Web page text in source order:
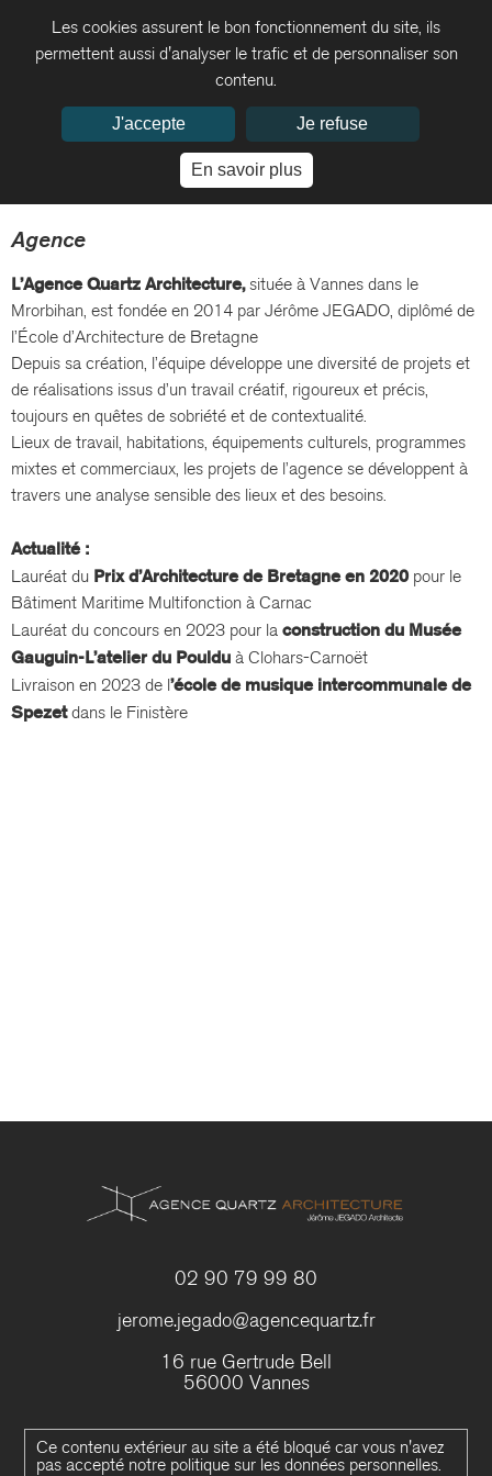
Les cookies assurent le bon fonctionnement du site, ils
permettent aussi d'analyser le trafic et de personnaliser son
contenu.
J'accepte Je refuse
En savoir plus
Agence
L’Agence Quartz Architecture,située à Vannes dans le
Mrorbihan, est fondée en 2014 par Jérôme JEGADO, diplômé de
l’École d’Architecture de Bretagne
Depuis sa création, l’équipe développe une diversité de projets et
de réalisations issus d’un travail créatif, rigoureux et précis,
toujours en quêtes de sobriété et de contextualité.
Lieux de travail, habitations, équipements culturels, programmes
mixtes et commerciaux, les projets de l’agence se développent à
travers une analyse sensible des lieux et des besoins.
Actualité :
Lauréat du Prix d’Architecture de Bretagne en 2020 pour le
Bâtiment Maritime Multifonction à Carnac
Lauréat du concours en 2023 pour la construction du Musée
Gauguin-L’atelier du Pouldu à Clohars-Carnoët
Livraison en 2023 de l’école de musique intercommunale de
Spezetdans le Finistère
02 90 79 99 80
jerome.jegado@agencequartz.fr
16 rue Gertrude Bell
56000 Vannes
Ce contenu extérieur au site a été bloqué car vous n'avez
pas accepté notre politique sur les données personnelles.